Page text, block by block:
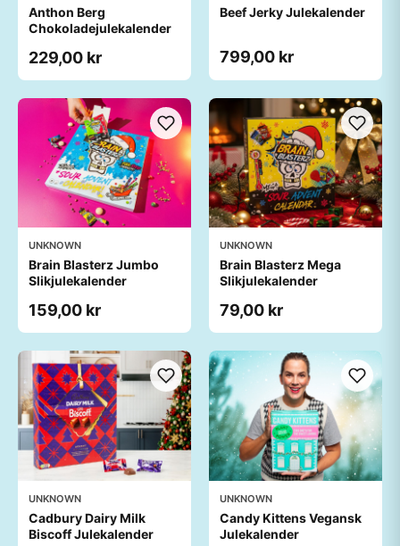
Anthon Berg
Chokoladejulekalender
229,00 kr
Beef Jerky Julekalender
799,00 kr
UNKNOWN
Brain Blasterz Jumbo
Slikjulekalender
159,00 kr
UNKNOWN
Brain Blasterz Mega
Slikjulekalender
79,00 kr
UNKNOWN
Cadbury Dairy Milk
Biscoff Julekalender
UNKNOWN
Candy Kittens Vegansk
Julekalender